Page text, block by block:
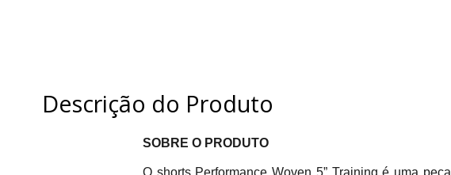
Descrição do Produto
SOBRE O PRODUTO